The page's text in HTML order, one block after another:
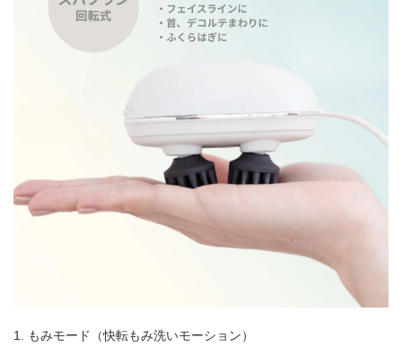
1. もみモード（快転もみ洗いモーション）